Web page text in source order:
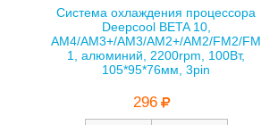
Система охлаждения процессора
Deepcool BETA 10,
AM4/AM3+/AM3/AM2+/AM2/FM2/FM
1, алюминий, 2200rpm, 100Вт,
105*95*76мм, 3pin
296